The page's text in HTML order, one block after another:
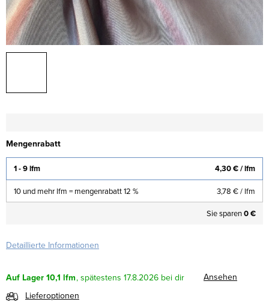
Mengenrabatt
1 - 9 lfm 4,30 €/ lfm
10 und mehr lfm = mengenrabatt 12 % 3,78 €/ lfm
Sie sparen0 €
Detaillierte Informationen
Auf Lager10,1 lfm 17.8.2026
Ansehen
Lieferoptionen